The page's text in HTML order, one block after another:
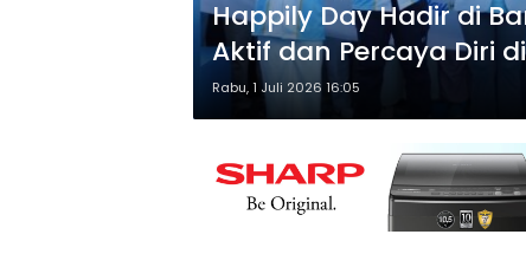
Happily Day Hadir di
Aktif dan Percaya Diri
Rabu, 1 Juli 2026 16:05